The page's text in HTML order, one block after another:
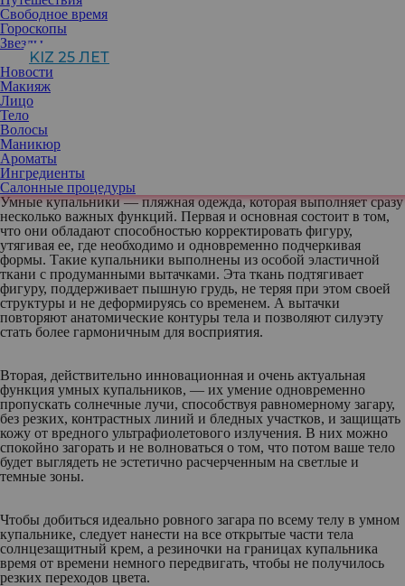
Свободное время
Гороскопы
Звезды
KIZ 25 ЛЕТ
Новости
Макияж
Лицо
Тело
Волосы
Маникюр
Ароматы
Ингредиенты
Салонные процедуры
Купальный сезон в разгаре, и, конечно, всем хочется выглядеть
на пляже уверенно и привлекательно, не прятаться за парео или
полотенцем, загорать и купаться без лишних мыслей и оглядки
на окружающих. И для этого есть средство!
Наверное, вам уже приходилось слышать об умных
купальниках, например, RoDaSoleil. Но в чем именно
заключаются их необычные возможности?
Умные купальники — пляжная одежда, которая выполняет сразу
несколько важных функций. Первая и основная состоит в том,
что они обладают способностью корректировать фигуру,
утягивая ее, где необходимо и одновременно подчеркивая
формы. Такие купальники выполнены из особой эластичной
ткани с продуманными вытачками. Эта ткань подтягивает
фигуру, поддерживает пышную грудь, не теряя при этом своей
структуры и не деформируясь со временем. А вытачки
повторяют анатомические контуры тела и позволяют силуэту
стать более гармоничным для восприятия.
Вторая, действительно инновационная и очень актуальная
функция умных купальников, — их умение одновременно
пропускать солнечные лучи, способствуя равномерному загару,
без резких, контрастных линий и бледных участков, и защищать
кожу от вредного ультрафиолетового излучения. В них можно
спокойно загорать и не волноваться о том, что потом ваше тело
будет выглядеть не эстетично расчерченным на светлые и
темные зоны.
Чтобы добиться идеально ровного загара по всему телу в умном
купальнике, следует нанести на все открытые части тела
солнцезащитный крем, а резиночки на границах купальника
время от времени немного передвигать, чтобы не получилось
резких переходов цвета.